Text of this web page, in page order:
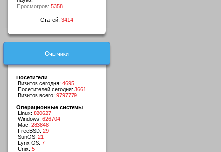
Просмотров: 5358
Статей: 3414
Счетчики
Посетители
Визитов сегодня: 4695
Посетителей сегодня: 3661
Визитов всего: 9797779
Операционные системы
Linux: 820627
Windows: 626704
Mac: 283848
FreeBSD: 29
SunOS: 21
Lynx OS: 7
Unix: 5